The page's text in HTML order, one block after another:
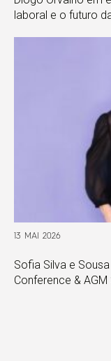
laboral e o futuro
13 MAI 2026
Sofia Silva e
Conference & AGM